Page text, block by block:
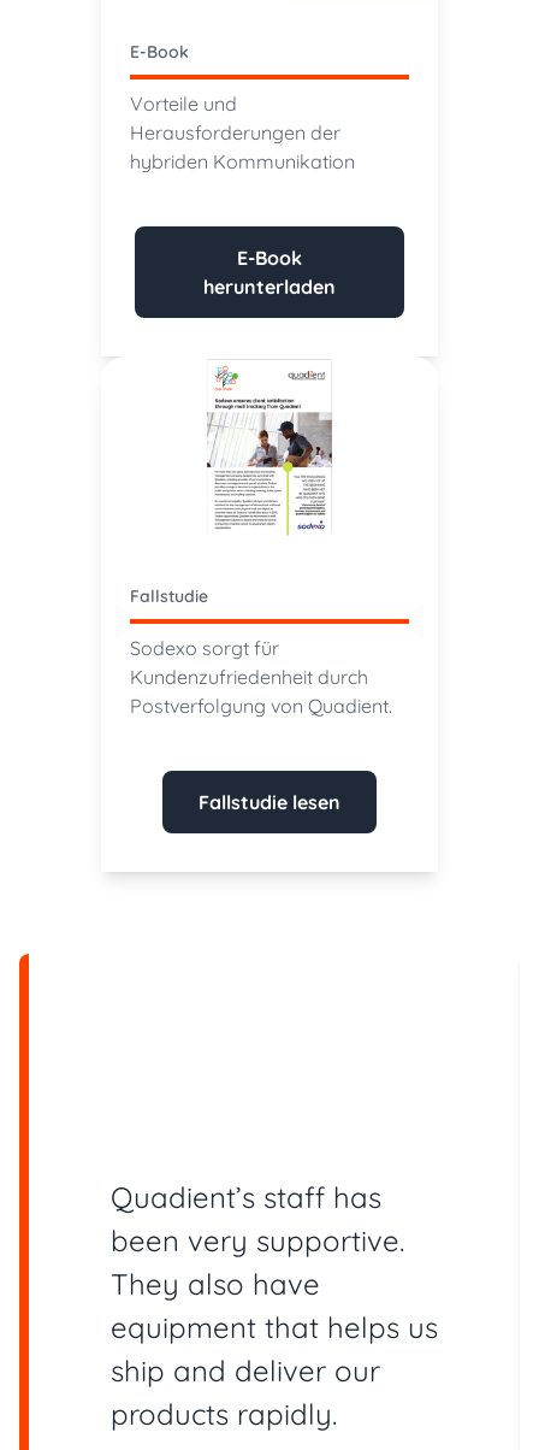
E-Book
Vorteile und
Herausforderungen der
hybriden Kommunikation
E-Book
herunterladen
Fallstudie
Sodexo sorgt für
Kundenzufriedenheit durch
Postverfolgung von Quadient.
Fallstudie lesen
Quadient’s staff has
been very supportive.
They also have
equipment that helps us
ship and deliver our
products rapidly.